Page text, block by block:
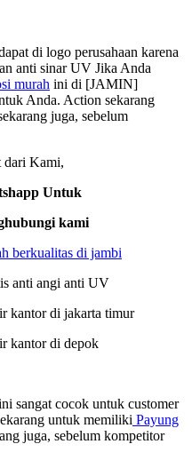
di logo perusahaan karena
anti sinar UV Jika Anda
murah ini di [JAMIN]
Anda. Action sekarang
juga, sebelum
dari Kami,
Untuk
kami
berkualitas di jambi
anti angi anti UV
sangat cocok untuk customer
untuk memiliki Payung
juga, sebelum kompetitor